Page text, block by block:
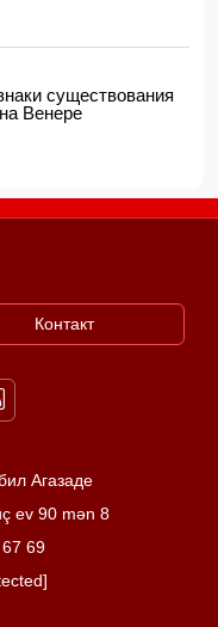
существования
Венере
Контакт
Агазаде
ev 90 mən 8
69